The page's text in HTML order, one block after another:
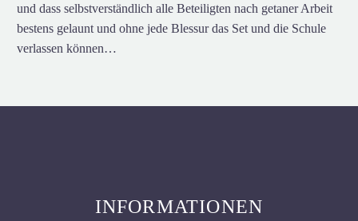
und dass selbstverständlich alle Beteiligten nach getaner Arbeit
bestens gelaunt und ohne jede Blessur das Set und die Schule
verlassen können…
INFORMATIONEN